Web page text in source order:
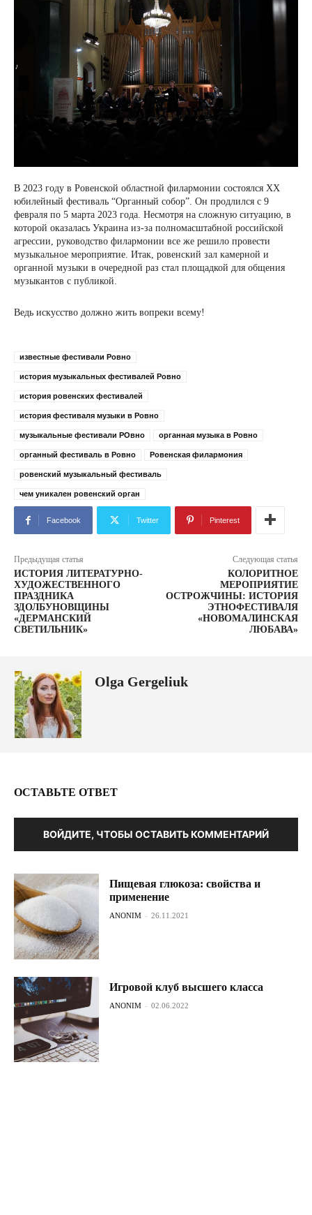
В 2023 году в Ровенской областной филармонии состоялся XX
юбилейный фестиваль “Органный собор”. Он продлился с 9
февраля по 5 марта 2023 года. Несмотря на сложную ситуацию, в
которой оказалась Украина из-за полномасштабной российской
агрессии, руководство филармонии все же решило провести
музыкальное мероприятие. Итак, ровенский зал камерной и
органной музыки в очередной раз стал площадкой для общения
музыкантов с публикой.
Ведь искусство должно жить вопреки всему!
известные фестивали Ровно
история музыкальных фестивалей Ровно
история ровенских фестивалей
история фестиваля музыки в Ровно
музыкальные фестивали РОвно органная музыка в Ровно
органный фестиваль в Ровно Ровенская филармония
ровенский музыкальный фестиваль
чем уникален ровенский орган
Facebook Twitter Pinterest
Предыдущая статья
ИСТОРИЯ ЛИТЕРАТУРНО-
ХУДОЖЕСТВЕННОГО
ПРАЗДНИКА
ЗДОЛБУНОВЩИНЫ
«ДЕРМАНСКИЙ
СВЕТИЛЬНИК»
Следующая статья
КОЛОРИТНОЕ
МЕРОПРИЯТИЕ
ОСТРОЖЧИНЫ: ИСТОРИЯ
ЭТНОФЕСТИВАЛЯ
«НОВОМАЛИНСКАЯ
ЛЮБАВА»
Olga Gergeliuk
ОСТАВЬТЕ ОТВЕТ
ВОЙДИТЕ, ЧТОБЫ ОСТАВИТЬ КОММЕНТАРИЙ
Пищевая глюкоза: свойства и
применение
ANONIM - 26.11.2021
Игровой клуб высшего класса
ANONIM - 02.06.2022